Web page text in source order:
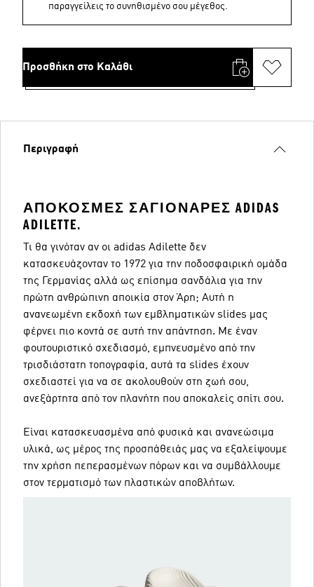
παραγγείλεις το συνηθισμένο σου μέγεθος.
Προσθήκη στο Καλάθι
Περιγραφή
ΑΠΌΚΟΣΜΕΣ ΣΑΓΙΟΝΆΡΕΣ ADIDAS
ADILETTE.
Τι θα γινόταν αν οι adidas Adilette δεν
κατασκευάζονταν το 1972 για την ποδοσφαιρική ομάδα
της Γερμανίας αλλά ως επίσημα σανδάλια για την
πρώτη ανθρώπινη αποικία στον Άρη; Αυτή η
ανανεωμένη εκδοχή των εμβληματικών slides μας
φέρνει πιο κοντά σε αυτή την απάντηση. Με έναν
φουτουριστικό σχεδιασμό, εμπνευσμένο από την
τρισδιάστατη τοπογραφία, αυτά τα slides έχουν
σχεδιαστεί για να σε ακολουθούν στη ζωή σου,
ανεξάρτητα από τον πλανήτη που αποκαλείς σπίτι σου.
Είναι κατασκευασμένα από φυσικά και ανανεώσιμα
υλικά, ως μέρος της προσπάθειάς μας να εξαλείψουμε
την χρήση πεπερασμένων πόρων και να συμβάλλουμε
στον τερματισμό των πλαστικών αποβλήτων.